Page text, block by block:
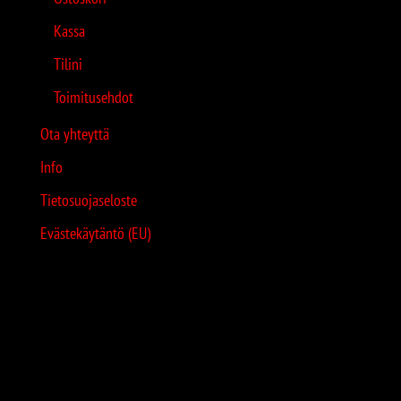
Kassa
Tilini
Toimitusehdot
Ota yhteyttä
Info
Tietosuojaseloste
Evästekäytäntö (EU)